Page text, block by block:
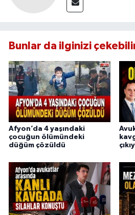
Bunlar da ilginizi
Afyon’da 4 yaşındaki
çocuğun ölümündeki
düğüm çözüldü